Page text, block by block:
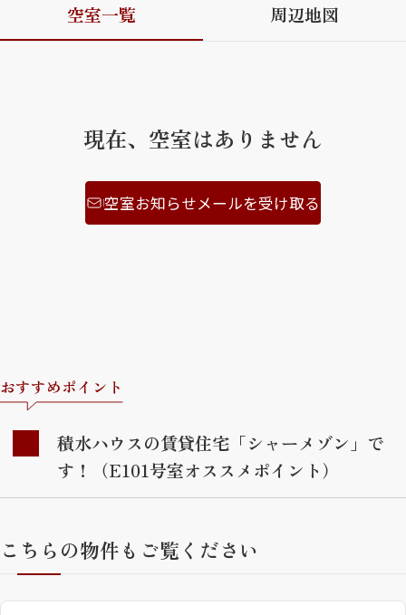
シャーメゾンショップを探す
シャーメゾンライフサポート
自立型サービス付き・シニア向け
空室一覧 周辺地図
現在、空室はありません
空室お知らせメールを受け取る
おすすめポイント
積水ハウスの賃貸住宅「シャーメゾン」で
す！（E101号室オススメポイント）
こちらの物件もご覧ください